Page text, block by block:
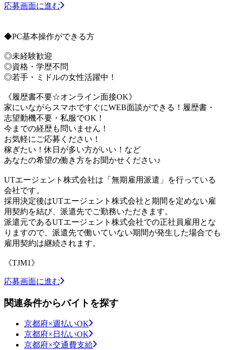
応募画面に進む
◆PC基本操作ができる方
◎未経験歓迎
◎資格・学歴不問
◎若手・ミドルの女性活躍中！
《履歴書不要☆オンライン面接OK》
家にいながらスマホですぐにWEB面談ができる！履歴書・
志望動機不要・私服でOK！
今までの経歴も問いません！
お気軽にご応募ください！
稼ぎたい！休日が多い方がいい！など
あなたの希望の働き方をお聞かせください♪
UTエージェント株式会社は「無期雇用派遣」を行っている
会社です。
採用決定後はUTエージェント株式会社と期間を定めない雇
用契約を結び、派遣先でご勤務いただきます。
派遣元であるUTエージェント株式会社での正社員雇用とな
りますので、派遣先で働いていない期間が発生した場合でも
雇用契約は継続されます。
《TJM1》
応募画面に進む
関連条件からバイトを探す
京都府×週払いOK
京都府×日払いOK
京都府×交通費支給